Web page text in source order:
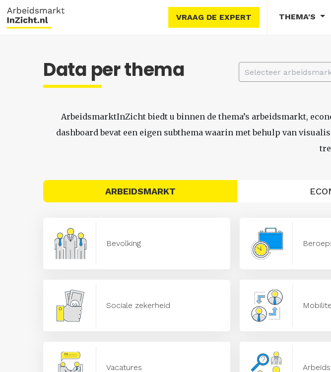
VRAAG DE EXPERT THEMA'S
Data per thema
ArbeidsmarktInZicht biedt u binnen de thema’s arbeidsmarkt,
dashboard bevat een eigen subthema waarin met behulp van
ARBEIDSMARKT
Bevolking
Sociale zekerheid
Vacatures